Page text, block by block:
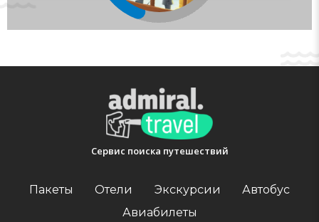
Сервис поиска путешествий
Пакеты Отели Экскурсии
Автобус
Авиабилеты